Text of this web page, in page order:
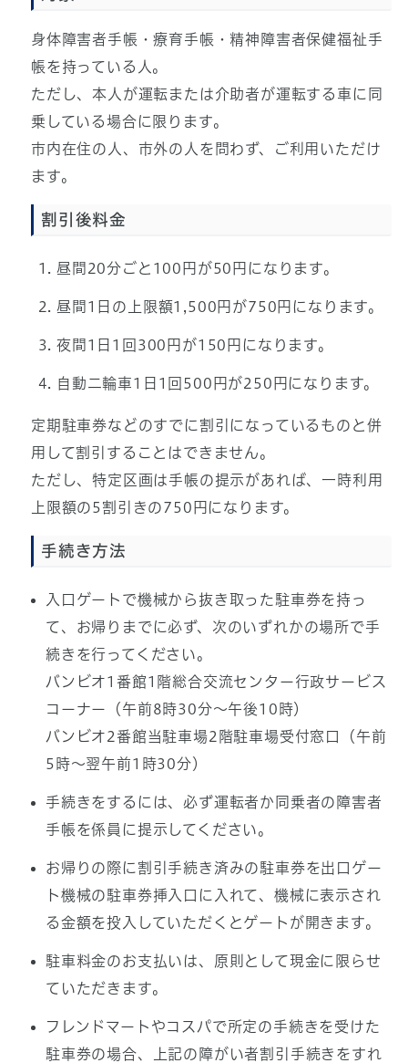
身体障害者手帳・療育手帳・精神障害者保健福祉手
帳を持っている人。
ただし、本人が運転または介助者が運転する車に同
乗している場合に限ります。
市内在住の人、市外の人を問わず、ご利用いただけ
ます。
割引後料金
昼間20分ごと100円が50円になります。
昼間1日の上限額1,500円が750円になります。
夜間1日1回300円が150円になります。
自動二輪車1日1回500円が250円になります。
定期駐車券などのすでに割引になっているものと併
用して割引することはできません。
ただし、特定区画は手帳の提示があれば、一時利用
上限額の5割引きの750円になります。
手続き方法
入口ゲートで機械から抜き取った駐車券を持っ
て、お帰りまでに必ず、次のいずれかの場所で手
続きを行ってください。
バンビオ1番館1階総合交流センター行政サービス
コーナー（午前8時30分～午後10時）
バンビオ2番館当駐車場2階駐車場受付窓口（午前
5時～翌午前1時30分）
手続きをするには、必ず運転者か同乗者の障害者
手帳を係員に提示してください。
お帰りの際に割引手続き済みの駐車券を出口ゲー
ト機械の駐車券挿入口に入れて、機械に表示され
る金額を投入していただくとゲートが開きます。
駐車料金のお支払いは、原則として現金に限らせ
ていただきます。
フレンドマートやコスパで所定の手続きを受けた
駐車券の場合、上記の障がい者割引手続きをすれ